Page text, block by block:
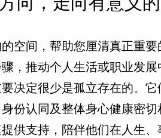
空间，帮助您厘清真正重
，推动个人生活或职业发展
决定很少是孤立存在的。
份认同及整体身心健康密切
供支持，陪伴他们在人生